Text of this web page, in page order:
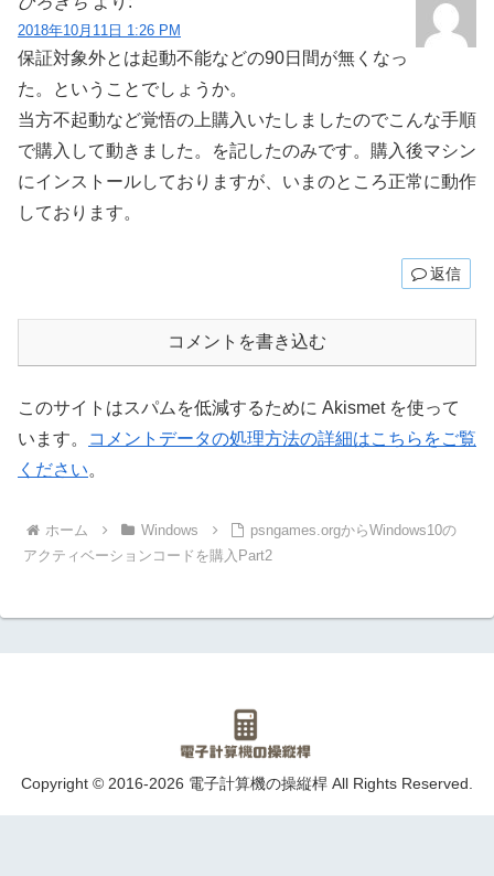
2018年10月11日 1:26 PM
保証対象外とは起動不能などの90日間が無くなっ
た。ということでしょうか。
当方不起動など覚悟の上購入いたしましたのでこんな手順
で購入して動きました。を記したのみです。購入後マシン
にインストールしておりますが、いまのところ正常に動作
しております。
返信
コメントを書き込む
このサイトはスパムを低減するために Akismet を使って
います。
コメントデータの処理方法の詳細はこちらをご覧
ください。
ホーム Windows
psngames.orgからWindows10の
アクティベーションコードを購入Part2
Copyright © 2016-2026 電子計算機の操縦桿 All Rights Reserved.